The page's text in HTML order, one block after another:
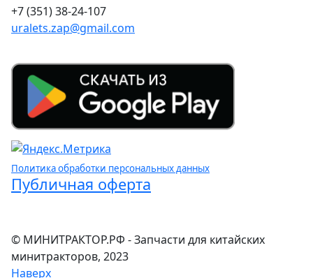
+7 (351) 38-24-107
uralets.zap@gmail.com
Политика обработки персональных данных
Публичная оферта
© МИНИТРАКТОР.РФ - Запчасти для китайских
минитракторов, 2023
Наверх